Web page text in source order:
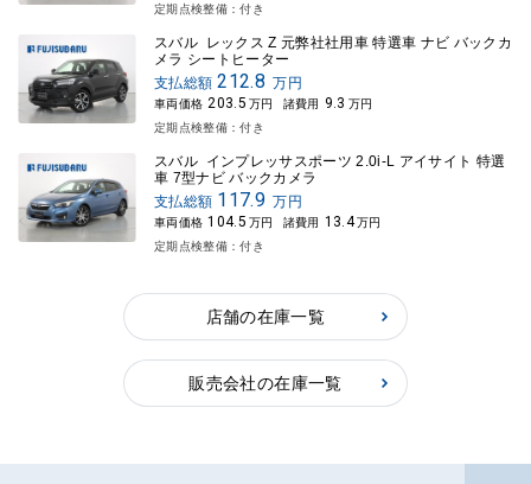
定期点検整備：付き
スバル レックス Z 元弊社社用車 特選車 ナビ バックカ
メラ シートヒーター
支払総額 212.8 万円
車両価格 203.5 万円 諸費用 9.3 万円
定期点検整備：付き
スバル インプレッサスポーツ 2.0i-L アイサイト 特選
車 7型ナビ バックカメラ
支払総額 117.9 万円
車両価格 104.5 万円 諸費用 13.4万円
定期点検整備：付き
店舗の在庫一覧
販売会社の在庫一覧